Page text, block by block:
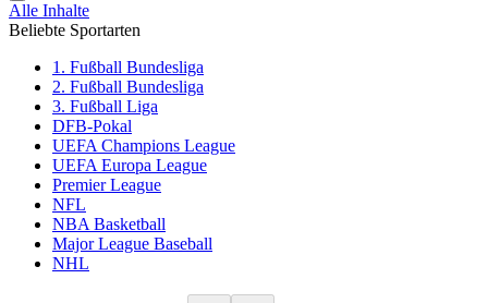
Alle Inhalte
Beliebte Sportarten
1. Fußball Bundesliga
2. Fußball Bundesliga
3. Fußball Liga
DFB-Pokal
UEFA Champions League
UEFA Europa League
Premier League
NFL
NBA Basketball
Major League Baseball
NHL